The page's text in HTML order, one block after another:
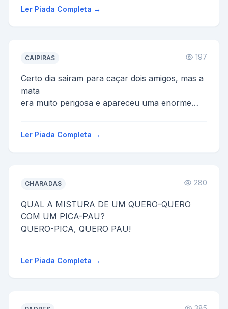
Ler Piada Completa →
CAIPIRAS 197
Certo dia sairam para caçar dois amigos, mas a
mata
era muito perigosa e apareceu uma enorme
Ler Piada Completa →
CHARADAS 280
QUAL A MISTURA DE UM QUERO-QUERO
COM UM PICA-PAU?
QUERO-PICA, QUERO PAU!
Ler Piada Completa →